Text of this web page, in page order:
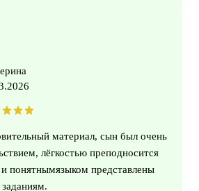
материал, сын был очень
лёгкостью преподносится
понятнымязыком представлены